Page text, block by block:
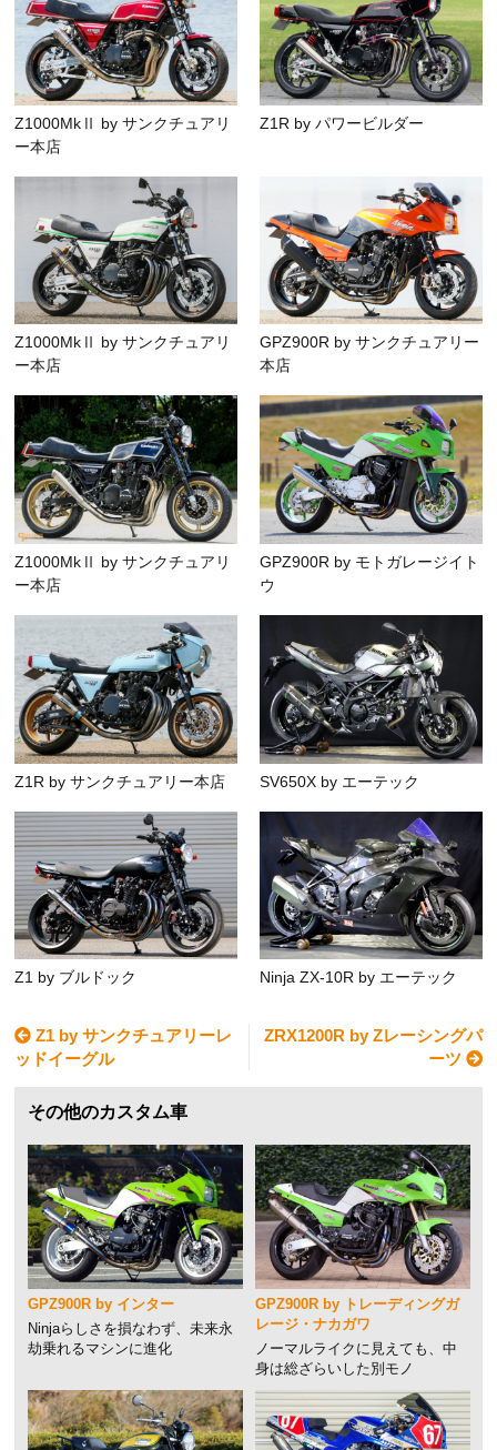
Z1000MkⅡ by サンクチュアリ
ー本店
Z1R by パワービルダー
Z1000MkⅡ by サンクチュアリ
ー本店
GPZ900R by サンクチュアリー
本店
Z1000MkⅡ by サンクチュアリ
ー本店
GPZ900R by モトガレージイト
ウ
Z1R by サンクチュアリー本店 SV650X by エーテック
Z1 by ブルドック Ninja ZX-10R by エーテック
Z1 by サンクチュアリーレ
ッドイーグル
ZRX1200R by Zレーシングパ
ーツ
その他のカスタム車
GPZ900R by インター
Ninjaらしさを損なわず、未来永
劫乗れるマシンに進化
GPZ900R by トレーディングガ
レージ・ナカガワ
ノーマルライクに見えても、中
身は総ざらいした別モノ